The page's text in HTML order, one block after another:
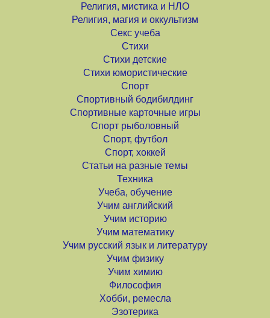
Религия, мистика и НЛО
Религия, магия и оккультизм
Секс учеба
Стихи
Стихи детские
Стихи юмористические
Спорт
Спортивный бодибилдинг
Спортивные карточные игры
Спорт рыболовный
Спорт, футбол
Спорт, хоккей
Статьи на разные темы
Техника
Учеба, обучение
Учим английский
Учим историю
Учим математику
Учим русский язык и литературу
Учим физику
Учим химию
Философия
Хобби, ремесла
Эзотерика